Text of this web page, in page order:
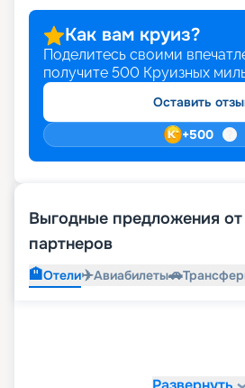
Как вам круиз?
Поделитесь своими
получите 500 Круизных
Оставить
+500
Выгодные предложения
партнеров
🏨Отели✈️Авиабилеты🚗